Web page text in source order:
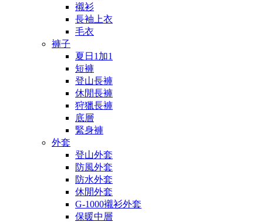
襯衫
長袖上衣
毛衣
褲子
夏日1加1
短褲
登山長褲
休閒長褲
狩獵長褲
底層
緊身褲
外套
登山外套
防風外套
防水外套
休閒外套
G-1000襯衫外套
保暖中層